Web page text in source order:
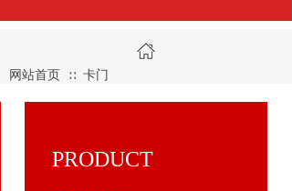
网站首页 ∷ 卡门
PRODUCT